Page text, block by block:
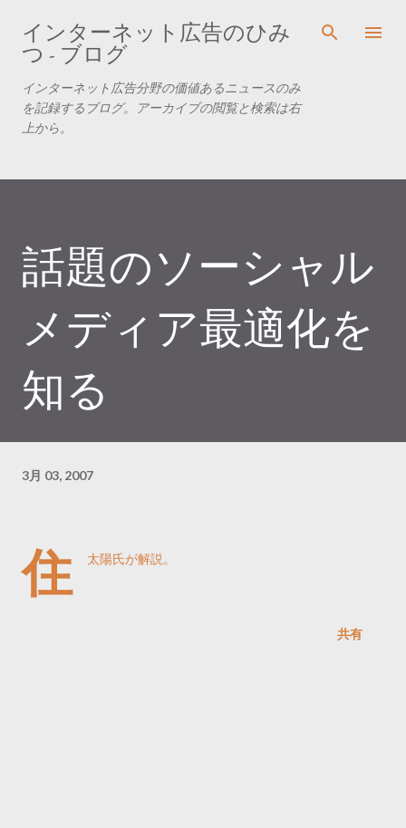
スキップしてメイン コンテンツに移動
インターネット広告のひみ
つ - ブログ
インターネット広告分野の価値あるニュースのみ
を記録するブログ。アーカイブの閲覧と検索は右
上から。
話題のソーシャル
メディア最適化を
知る
3月 03, 2007
住 太陽氏が解説。
共有